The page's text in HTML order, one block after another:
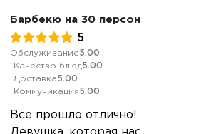
Барбекю на 30 персон
5
Обслуживание5.00
Качество блюд5.00
Доставка5.00
Коммуникация5.00
Все прошло отлично!